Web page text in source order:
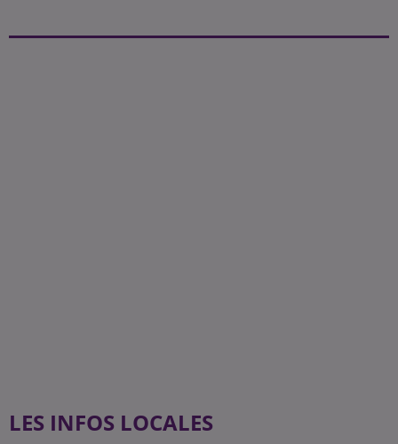
LES INFOS LOCALES